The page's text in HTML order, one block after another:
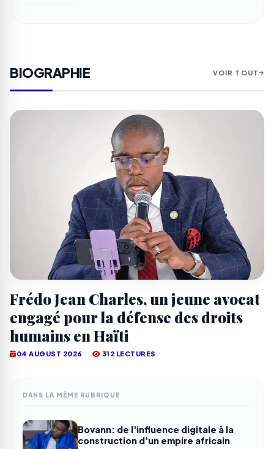
BIOGRAPHIE VOIR TOUT
Frédo Jean Charles, un jeune avocat
engagé pour la défense des droits
humains en Haïti
04 AUGUST 2026 312 LECTURES
DANS LA MÊME RUBRIQUE
Bovann: de l'influence digitale à la
construction d'un empire africain